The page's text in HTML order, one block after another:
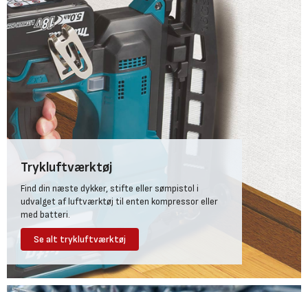
Trykluftværktøj
Find din næste dykker, stifte eller sømpistol i
udvalget af luftværktøj til enten kompressor eller
med batteri.
Se alt trykluftværktøj